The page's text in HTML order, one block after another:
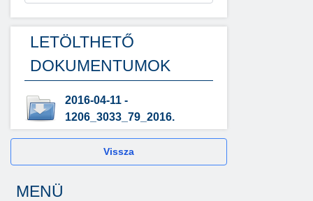
LETÖLTHETŐ
DOKUMENTUMOK
2016-04-11 -
1206_3033_79_2016.
Vissza
MENÜ